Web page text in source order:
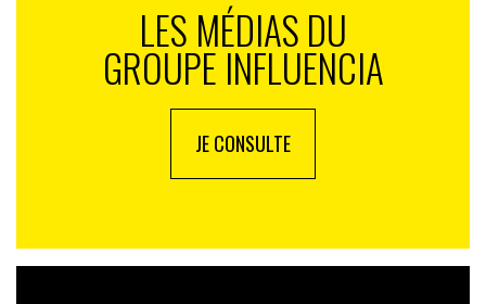
LES MÉDIAS DU
GROUPE INFLUENCIA
JE CONSULTE